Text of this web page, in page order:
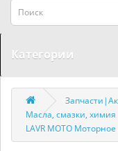
Категории
Масла, смазки, химия
LAVR MOTO Моторное